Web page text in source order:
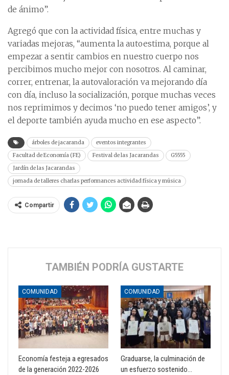
de ánimo”.
Agregó que con la actividad física, entre muchas y
variadas mejoras, “aumenta la autoestima, porque al
empezar a sentir cambios en nuestro cuerpo nos
percibimos mucho mejor con nosotros. Al caminar,
correr, entrenar, la autovaloración va mejorando día
con día, incluso la socialización, porque muchas veces
nos reprimimos y decimos ‘no puedo tener amigos’, y
el deporte también ayuda mucho en ese aspecto”.
árboles de jacaranda
eventos integrantes
Facultad de Economía (FE)
Festival de las Jacarandas
G5555
Jardín de las Jacarandas
jornada de talleres charlas performances actividad física y música
Compartir
TAMBIÉN PODRÍA GUSTARTE
COMUNIDAD
Economía festeja a egresados
de la generación 2022-2026
COMUNIDAD
Graduarse, la culminación de
un esfuerzo sostenido…